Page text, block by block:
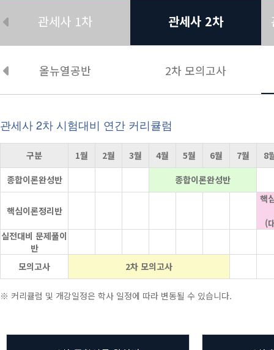
관세사 1차 관세사 2차
올뉴열공반 2차 모의고사
관세사 2차 시험대비 연간 커리큘럼
구분 1월 2월 3월 4월 5월 6월 7월
8
종합이론완성반
종합이론완성반
핵심이론정리반
핵
(
실전대비 문제풀이
반
모의고사
2차 모의고사
※ 커리큘럼 및 개강일정은 학사 일정에 따라 변동될 수 있습니다.